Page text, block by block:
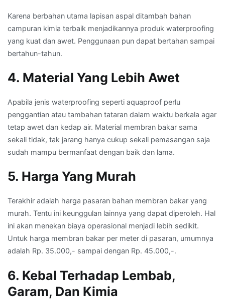
Karena berbahan utama lapisan aspal ditambah bahan
campuran kimia terbaik menjadikannya produk waterproofing
yang kuat dan awet. Penggunaan pun dapat bertahan sampai
bertahun-tahun.
4. Material Yang Lebih Awet
Apabila jenis waterproofing seperti aquaproof perlu
penggantian atau tambahan tataran dalam waktu berkala agar
tetap awet dan kedap air. Material membran bakar sama
sekali tidak, tak jarang hanya cukup sekali pemasangan saja
sudah mampu bermanfaat dengan baik dan lama.
5. Harga Yang Murah
Terakhir adalah harga pasaran bahan membran bakar yang
murah. Tentu ini keunggulan lainnya yang dapat diperoleh. Hal
ini akan menekan biaya operasional menjadi lebih sedikit.
Untuk harga membran bakar per meter di pasaran, umumnya
adalah Rp. 35.000,- sampai dengan Rp. 45.000,-.
6. Kebal Terhadap Lembab,
Garam, Dan Kimia